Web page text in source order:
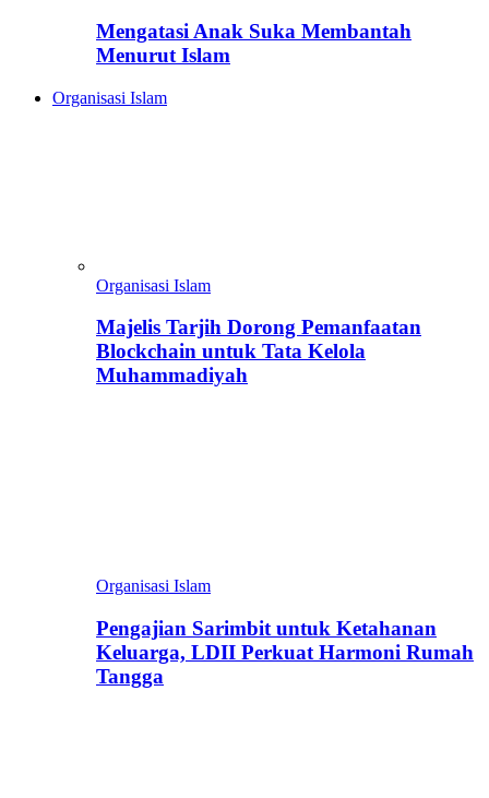
Mengatasi Anak Suka Membantah
Menurut Islam
Organisasi Islam
Organisasi Islam
Majelis Tarjih Dorong Pemanfaatan
Blockchain untuk Tata Kelola
Muhammadiyah
Organisasi Islam
Pengajian Sarimbit untuk Ketahanan
Keluarga, LDII Perkuat Harmoni Rumah
Tangga